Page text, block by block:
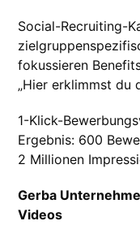
Social-Recruiting-
fokussieren
„Hier erklimmst du
1-Klick-
Ergebnis: 600
2 Millionen
Gerba
Videos